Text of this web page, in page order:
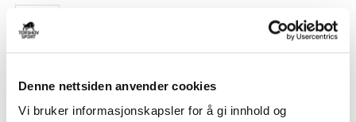
Denne nettsiden anvender cookies
Vi bruker informasjonskapsler for å gi innhold og
Størrelse
VELG STØRRELSE